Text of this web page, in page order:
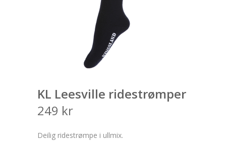
KL Leesville ridestrømper
249 kr
Deilig ridestrømpe i ullmix.